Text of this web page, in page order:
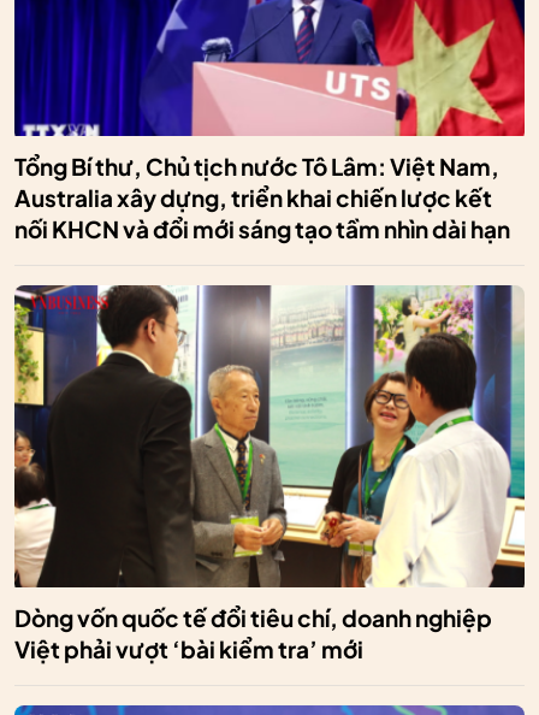
Tổng Bí thư, Chủ tịch nước Tô Lâm: Việt Nam,
Australia xây dựng, triển khai chiến lược kết
nối KHCN và đổi mới sáng tạo tầm nhìn dài hạn
Dòng vốn quốc tế đổi tiêu chí, doanh nghiệp
Việt phải vượt ‘bài kiểm tra’ mới